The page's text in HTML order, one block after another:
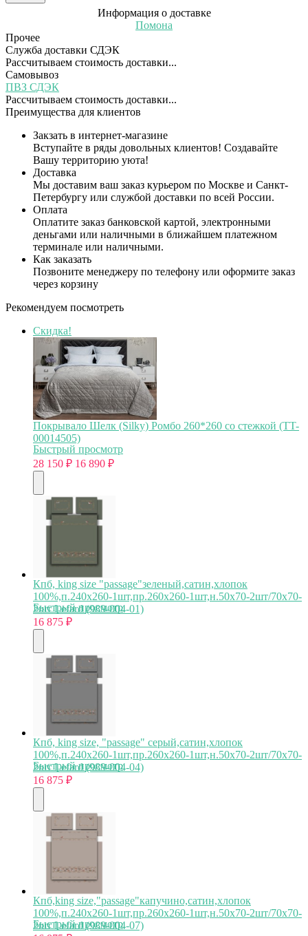
Информация о доставке
Помона
Прочее
Служба доставки СДЭК
Рассчитываем стоимость доставки...
Самовывоз
ПВЗ СДЭК
Рассчитываем стоимость доставки...
Преимущества для клиентов
Закзать в интернет-магазине
Вступайте в ряды довольных клиентов! Создавайте
Вашу территорию уюта!
Доставка
Мы доставим ваш заказ курьером по Москве и Санкт-
Петербургу или службой доставки по всей России.
Оплата
Оплатите заказ банковской картой, электронными
деньгами или наличными в ближайшем платежном
терминале или наличными.
Как заказать
Позвоните менеджеру по телефону или оформите заказ
через корзину
Рекомендуем посмотреть
Скидка!
Покрывало Шелк (Silky) Ромбо 260*260 со стежкой (TT-
00014505)
Быстрый просмотр
28 150 ₽ 16 890 ₽
Кпб, king size "passage"зеленый,сатин,хлопок
100%,п.240х260-1шт,пр.260х260-1шт,н.50х70-2шт/70х70-
2шт Lefard (989-004-01)
Быстрый просмотр
16 875 ₽
Кпб, king size, "passage" серый,сатин,хлопок
100%,п.240х260-1шт,пр.260х260-1шт,н.50х70-2шт/70х70-
2шт Lefard (989-004-04)
Быстрый просмотр
16 875 ₽
Кпб,king size,"passage"капучино,сатин,хлопок
100%,п.240х260-1шт,пр.260х260-1шт,н.50х70-2шт/70х70-
2шт Lefard (989-004-07)
Быстрый просмотр